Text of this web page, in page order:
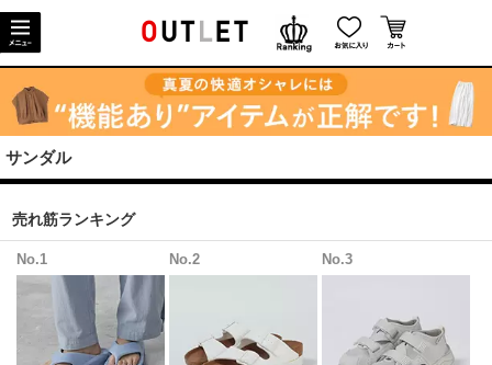
サンダル
売れ筋ランキング
No.1 No.2 No.3